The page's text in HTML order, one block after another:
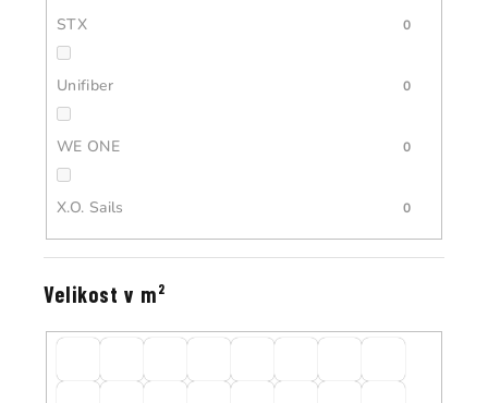
STX 0
Unifiber 0
WE ONE 0
X.O. Sails 0
Velikost v m²